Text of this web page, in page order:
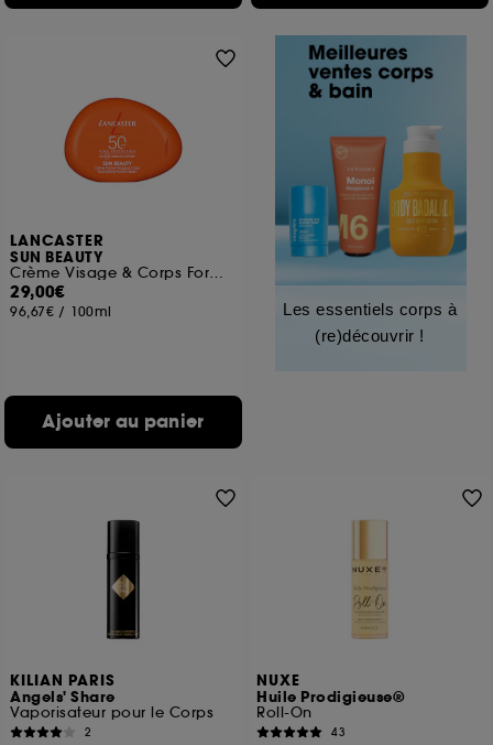
LANCASTER
SUN BEAUTY
Crème Visage & Corps Format Pocket SPF50
29,00€
96,67€ / 100ml
Ajouter au panier
Les essentiels corps à
(re)découvrir !
KILIAN PARIS
Angels' Share
Vaporisateur pour le Corps
2
NUXE
Huile Prodigieuse®
Roll-On
43